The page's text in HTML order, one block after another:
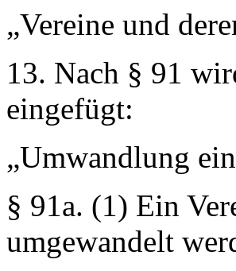
„Vereine und
13. Nach § 91
eingefügt:
„Umwandlung
§ 91a. (1) Ein
umgewandelt